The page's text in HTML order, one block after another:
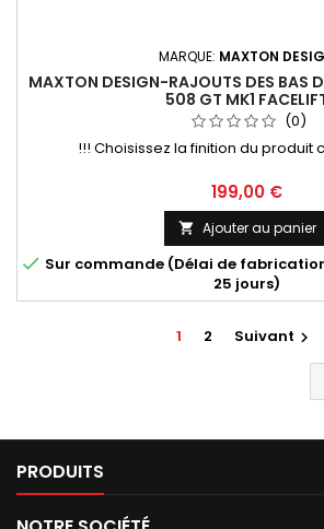
MARQUE: MAXTON
MAXTON DESIGN-RAJOUTS DES BAS
508 GT MK1
(0)
!!! Choisissez la finition du produit
Prix
199,00 €
 Ajouter au panier
 Sur commande (Délai de
25 jours)
1 2 Suivant 
PRODUITS